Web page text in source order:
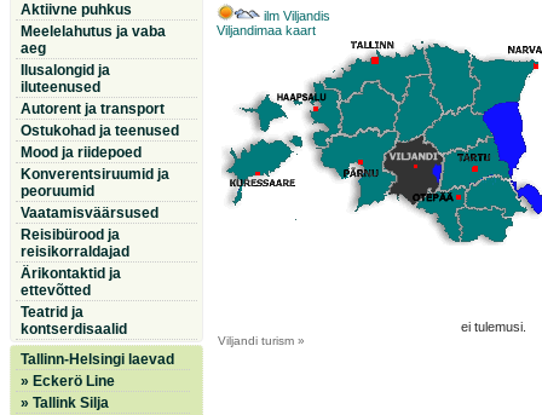
Aktiivne puhkus
Meelelahutus ja vaba
aeg
Ilusalongid ja
iluteenused
Autorent ja transport
Ostukohad ja teenused
Mood ja riidepoed
Konverentsiruumid ja
peoruumid
Vaatamisväärsused
Reisibürood ja
reisikorraldajad
Ärikontaktid ja
ettevõtted
Teatrid ja
kontserdisaalid
Tallinn-Helsingi laevad
» Eckerö Line
» Tallink Silja
ilm Viljandis
Viljandimaa kaart
ei tulemusi.
Viljandi turism »